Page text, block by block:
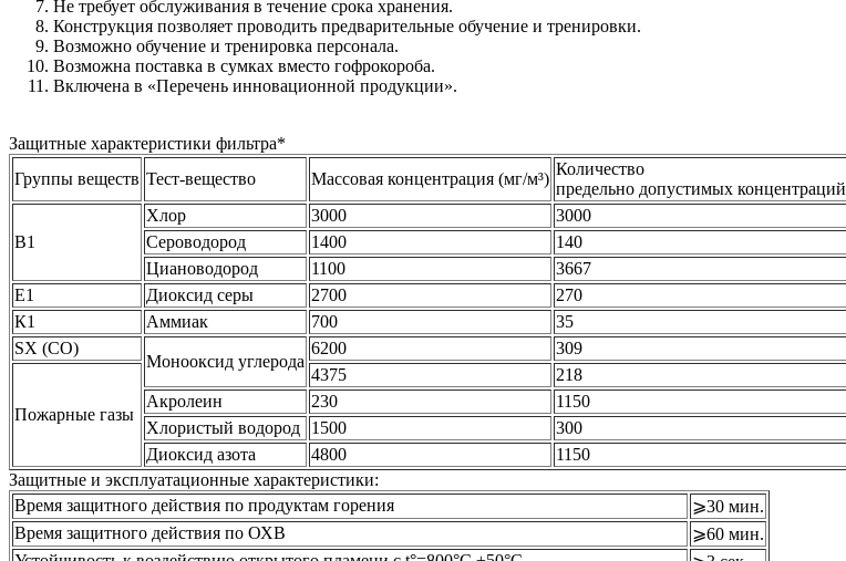
Не требует обслуживания в течение срока хранения.
Конструкция позволяет проводить предварительные обучение и тренировки.
Возможно обучение и тренировка персонала.
Возможна поставка в сумках вместо гофрокороба.
Включена в «Перечень инновационной продукции».
Защитные характеристики фильтра*
Группы веществ Тест-вещество Массовая концентрация (мг/м³)
Количество
предельно допустимых концентраций
В1
Хлор 3000 3000
Сероводород
1400 140
Циановодород
1100 3667
Е1
Диоксид серы 2700 270
К1
Аммиак 700 35
SX (CO)
Монооксид углерода
6200 309
Пожарные газы
4375 218
Акролеин
230 1150
Хлористый водород
1500 300
Диоксид азота
4800 1150
Защитные и эксплуатационные характеристики:
Время защитного действия по продуктам горения
⩾30 мин.
Время защитного действия по ОХВ
⩾60 мин.